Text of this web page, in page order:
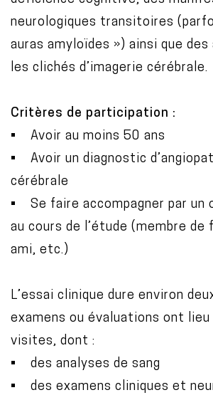
neurologiques transitoires
auras amyloïdes ») ainsi que des
les clichés d’imagerie cérébrale.
Critères de participation :
• Avoir au moins 50 ans
• Avoir un diagnostic
cérébrale
• Se faire accompagner par un
au cours de l’étude (membre de
ami, etc.)
L’essai clinique dure environ
examens ou évaluations ont lieu
visites, dont :
• des analyses de sang
• des examens cliniques et